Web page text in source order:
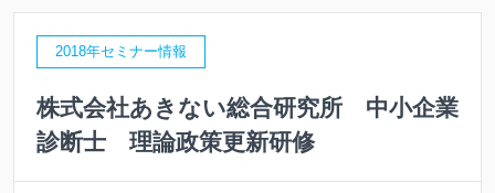
2018年セミナー情報
株式会社あきない総合研究所 中小企業
診断士 理論政策更新研修